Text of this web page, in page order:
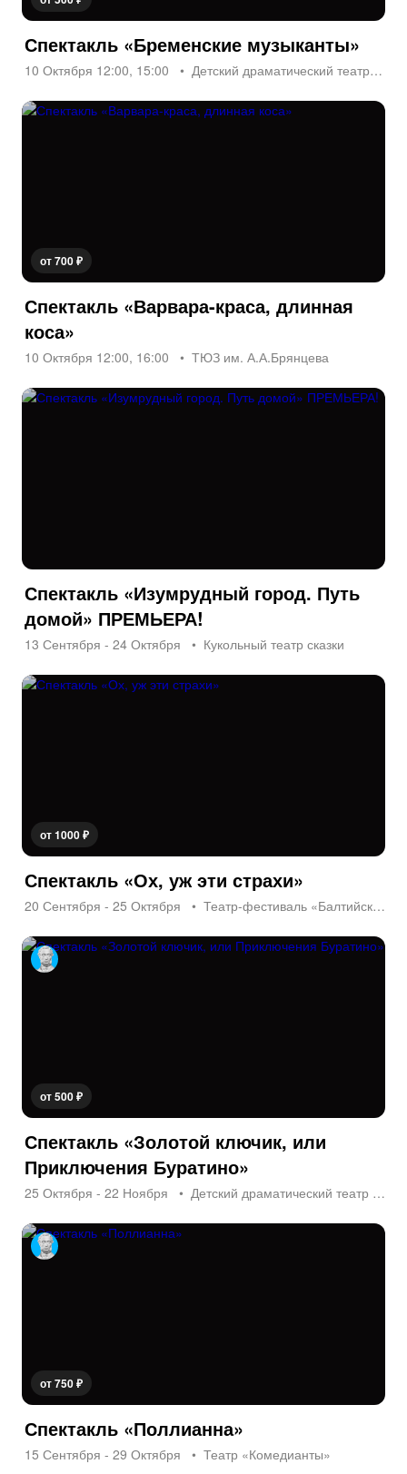
Спектакль «Бременские музыканты»
10 Октября 12:00, 15:00 Детский драматический театр «На Неве»
от 700 ₽
Спектакль «Варвара-краса, длинная
коса»
10 Октября 12:00, 16:00 ТЮЗ им. А.А.Брянцева
Спектакль «Изумрудный город. Путь
домой» ПРЕМЬЕРА!
13 Сентября - 24 Октября Кукольный театр сказки
от 1000 ₽
Спектакль «Ох, уж эти страхи»
20 Сентября - 25 Октября Театр-фестиваль «Балтийский дом»
от 500 ₽
Спектакль «Золотой ключик, или
Приключения Буратино»
25 Октября - 22 Ноября Детский драматический театр «На Неве»
от 750 ₽
Спектакль «Поллианна»
15 Сентября - 29 Октября Театр «Комедианты»